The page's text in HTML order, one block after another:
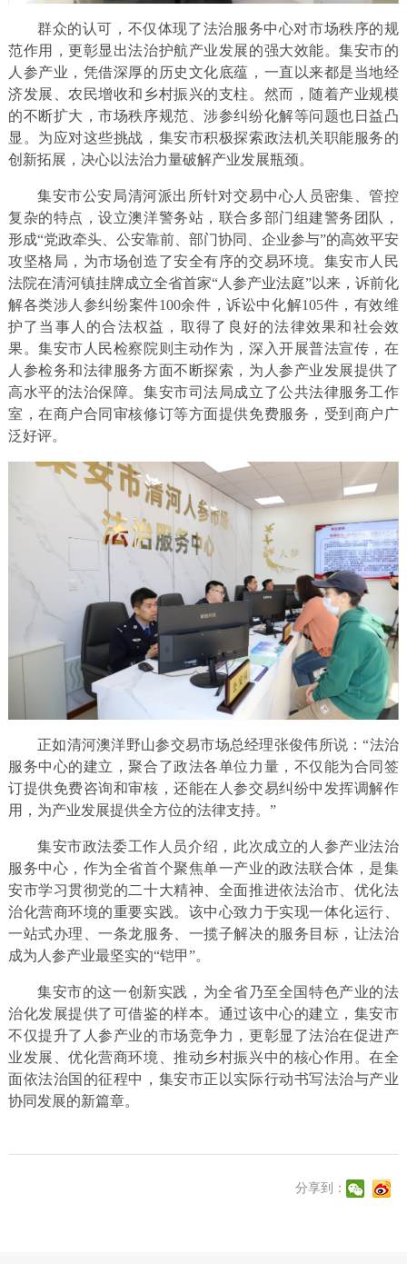
群众的认可，不仅体现了法治服务中心对市场秩序的规
范作用，更彰显出法治护航产业发展的强大效能。集安市的
人参产业，凭借深厚的历史文化底蕴，一直以来都是当地经
济发展、农民增收和乡村振兴的支柱。然而，随着产业规模
的不断扩大，市场秩序规范、涉参纠纷化解等问题也日益凸
显。为应对这些挑战，集安市积极探索政法机关职能服务的
创新拓展，决心以法治力量破解产业发展瓶颈。
集安市公安局清河派出所针对交易中心人员密集、管控
复杂的特点，设立澳洋警务站，联合多部门组建警务团队，
形成“党政牵头、公安靠前、部门协同、企业参与”的高效平安
攻坚格局，为市场创造了安全有序的交易环境。集安市人民
法院在清河镇挂牌成立全省首家“人参产业法庭”以来，诉前化
解各类涉人参纠纷案件100余件，诉讼中化解105件，有效维
护了当事人的合法权益，取得了良好的法律效果和社会效
果。集安市人民检察院则主动作为，深入开展普法宣传，在
人参检务和法律服务方面不断探索，为人参产业发展提供了
高水平的法治保障。集安市司法局成立了公共法律服务工作
室，在商户合同审核修订等方面提供免费服务，受到商户广
泛好评。
正如清河澳洋野山参交易市场总经理张俊伟所说：“法治
服务中心的建立，聚合了政法各单位力量，不仅能为合同签
订提供免费咨询和审核，还能在人参交易纠纷中发挥调解作
用，为产业发展提供全方位的法律支持。”
集安市政法委工作人员介绍，此次成立的人参产业法治
服务中心，作为全省首个聚焦单一产业的政法联合体，是集
安市学习贯彻党的二十大精神、全面推进依法治市、优化法
治化营商环境的重要实践。该中心致力于实现一体化运行、
一站式办理、一条龙服务、一揽子解决的服务目标，让法治
成为人参产业最坚实的“铠甲”。
集安市的这一创新实践，为全省乃至全国特色产业的法
治化发展提供了可借鉴的样本。通过该中心的建立，集安市
不仅提升了人参产业的市场竞争力，更彰显了法治在促进产
业发展、优化营商环境、推动乡村振兴中的核心作用。在全
面依法治国的征程中，集安市正以实际行动书写法治与产业
协同发展的新篇章。
分享到：